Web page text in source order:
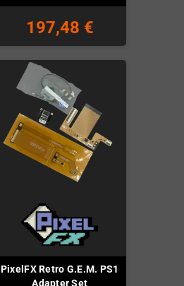
197,48 €
PixelFX Retro G.E.M. PS1
Adapter Set